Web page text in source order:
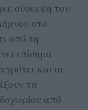
σύσκεψη του
στο
από τη
επίσημα
και οι
τα
από